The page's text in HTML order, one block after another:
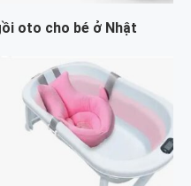
oto cho bé ở Nhật